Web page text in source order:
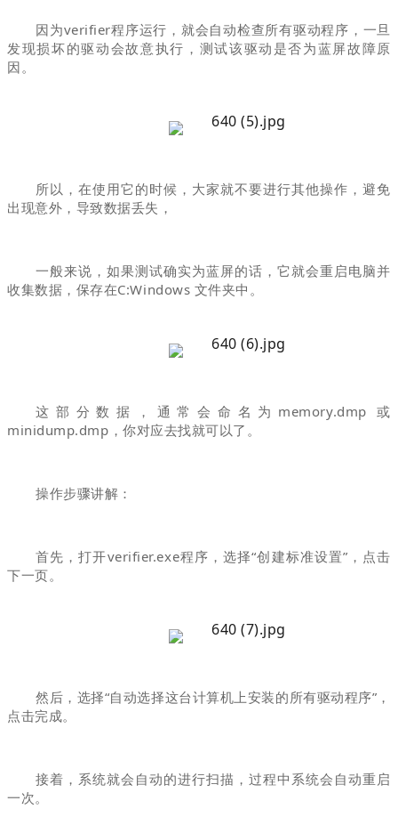
因为verifier程序运行，就会自动检查所有驱动程序，一旦
发现损坏的驱动会故意执行，测试该驱动是否为蓝屏故障原
因。
所以，在使用它的时候，大家就不要进行其他操作，避免
出现意外，导致数据丢失，
一般来说，如果测试确实为蓝屏的话，它就会重启电脑并
收集数据，保存在C:Windows 文件夹中。
这部分数据，通常会命名为memory.dmp 或
minidump.dmp，你对应去找就可以了。
操作步骤讲解：
首先，打开verifier.exe程序，选择“创建标准设置”，点击
下一页。
然后，选择“自动选择这台计算机上安装的所有驱动程序”，
点击完成。
接着，系统就会自动的进行扫描，过程中系统会自动重启
一次。